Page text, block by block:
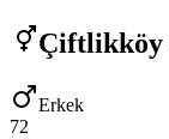
Çiftlikköy
Erkek
72